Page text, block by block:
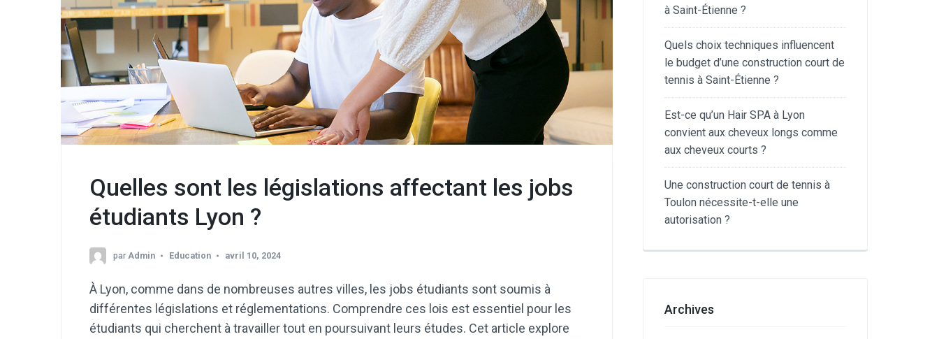
Quelles sont les législations affectant les jobs
étudiants Lyon ?
par Admin Education avril 10, 2024
À Lyon, comme dans de nombreuses autres villes, les jobs étudiants sont soumis à
différentes législations et réglementations. Comprendre ces lois est essentiel pour les
étudiants qui cherchent à travailler tout en poursuivant leurs études. Cet article explore
à Saint-Étienne ?
Quels choix techniques influencent
le budget d’une construction court de
tennis à Saint-Étienne ?
Est-ce qu’un Hair SPA à Lyon
convient aux cheveux longs comme
aux cheveux courts ?
Une construction court de tennis à
Toulon nécessite-t-elle une
autorisation ?
Archives